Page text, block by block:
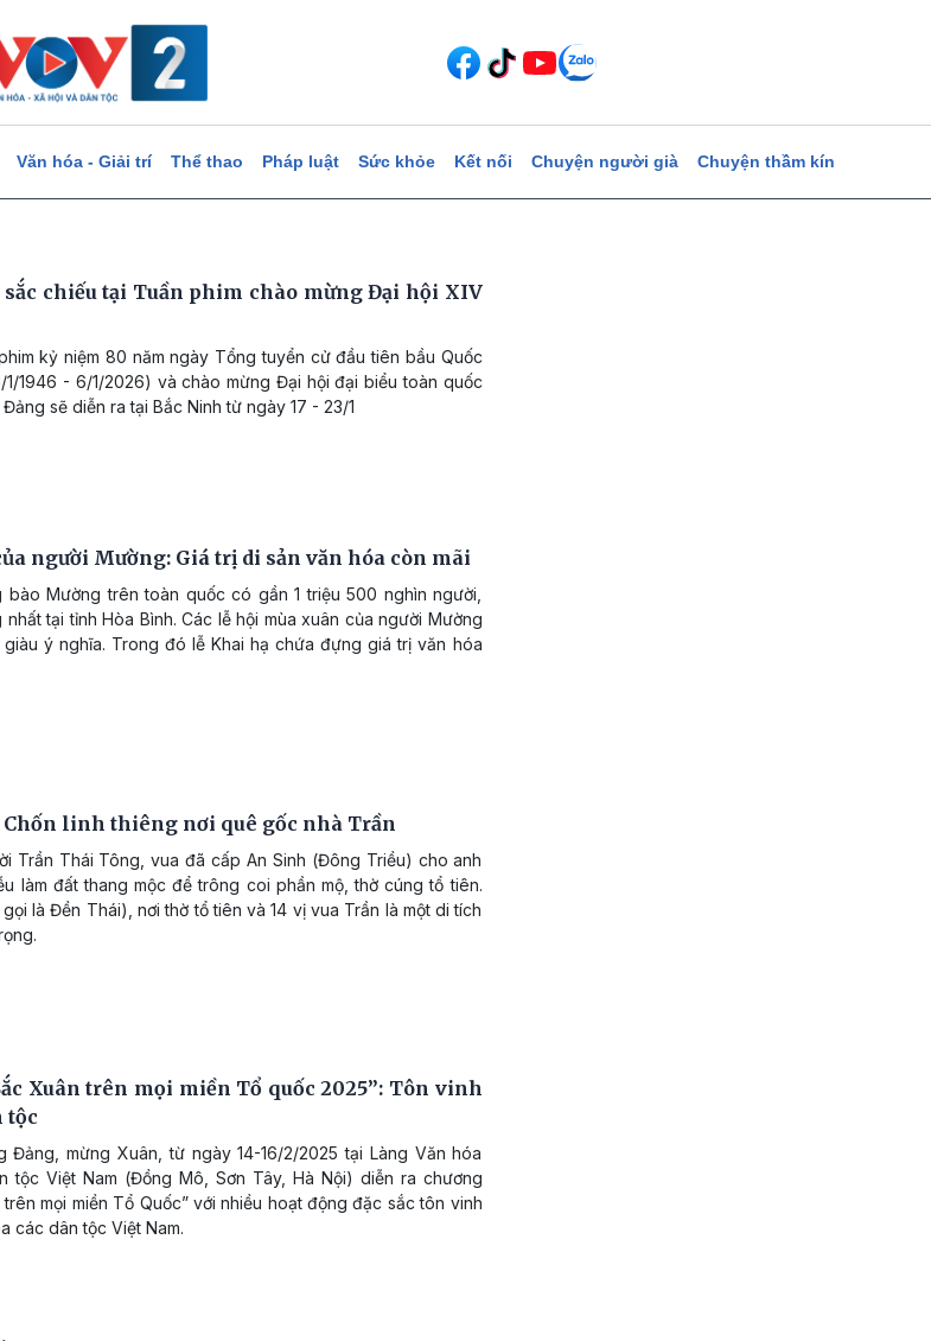
Văn hóa - Giải trí Thể thao Pháp luật Sức khỏe Kết nối Chuyện người già Chuyện thầm kín
sắc chiếu tại Tuần phim chào mừng Đại hội XIV
kỷ niệm 80 năm ngày Tổng tuyển cử đầu tiên bầu Quốc
1/1946 - 6/1/2026) và chào mừng Đại hội đại biểu toàn quốc
sẽ diễn ra tại Bắc Ninh từ ngày 17 - 23/1
người Mường: Giá trị di sản văn hóa còn mãi
bào Mường trên toàn quốc có gần 1 triệu 500 nghìn người,
tại tỉnh Hòa Bình. Các lễ hội mùa xuân của người Mường
ý nghĩa. Trong đó lễ Khai hạ chứa đựng giá trị văn hóa
linh thiêng nơi quê gốc nhà Trần
Trần Thái Tông, vua đã cấp An Sinh (Đông Triều) cho anh
làm đất thang mộc để trông coi phần mộ, thờ cúng tổ tiên.
là Đền Thái), nơi thờ tổ tiên và 14 vị vua Trần là một di tích
Xuân trên mọi miền Tổ quốc 2025”: Tôn vinh
tộc
Đảng, mừng Xuân, từ ngày 14-16/2/2025 tại Làng Văn hóa
tộc Việt Nam (Đồng Mô, Sơn Tây, Hà Nội) diễn ra chương
trên mọi miền Tổ Quốc” với nhiều hoạt động đặc sắc tôn vinh
các dân tộc Việt Nam.